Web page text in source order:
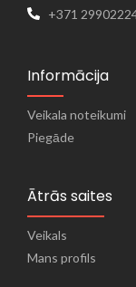
+371
Informācija
Veikala noteikumi
Piegāde
Ātrās saites
Veikals
Mans profils